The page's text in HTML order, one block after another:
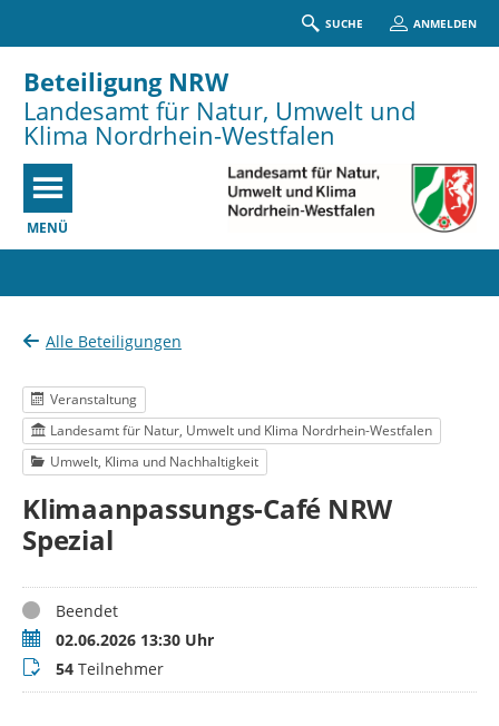
SUCHE ANMELDEN
Beteiligung NRW
Landesamt für Natur, Umwelt und
Klima Nordrhein-Westfalen
MENÜ
Alle Beteiligungen
Veranstaltung
Landesamt für Natur, Umwelt und Klima Nordrhein-Westfalen
Umwelt, Klima und Nachhaltigkeit
Klimaanpassungs-Café NRW
Spezial
StatusBeendet
Termin02.06.2026 13:30 Uhr
Teilnehmer
54 Teilnehmer